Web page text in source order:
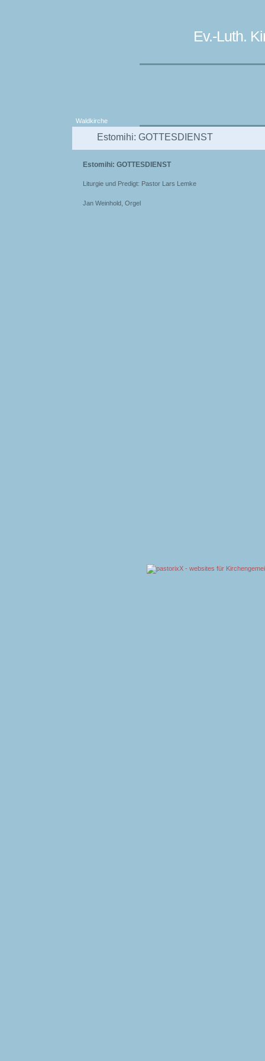
Ev.-Luth.
Waldkirche
Estomihi: GOTTESDIENST
Estomihi: GOTTESDIENST
Liturgie und Predigt: Pastor Lars Lemke
Jan Weinhold, Orgel